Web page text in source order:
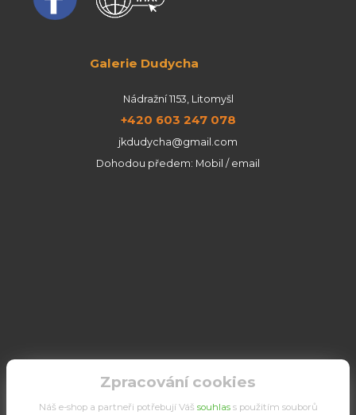
Galerie Dudycha
Nádražní 1153, Litomyšl
+420 603 247 078
jkdudycha@gmail.com
Dohodou předem: Mobil / email
Zpracování cookies
Náš e-shop a partneři potřebují Váš souhlass použitím souborů